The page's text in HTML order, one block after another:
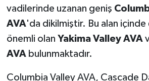
vadilerinde uzanan geniş
AVA'da dikilmiştir. Bu alan içinde
önemli olan Yakima Valley AVA
AVAbulunmaktadır.
Columbia Valley AVA, Cascade